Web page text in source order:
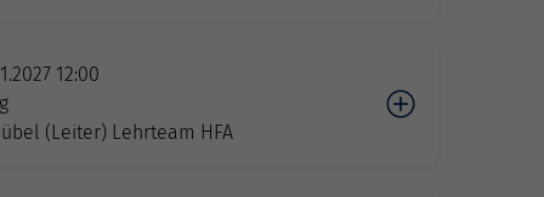
12:00
(Leiter) Lehrteam HFA